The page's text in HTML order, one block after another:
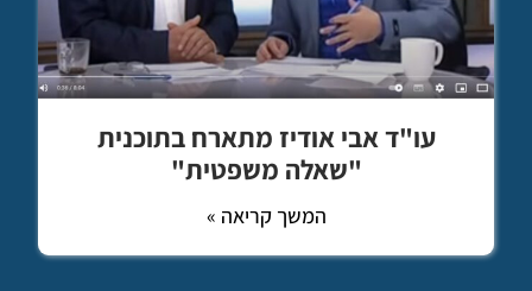
עו"ד אבי אודיז מתארח בתוכנית
"שאלה משפטית"
המשך קריאה »